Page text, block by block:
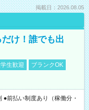
掲載日：2026.08.05
け！誰でも出
生歓迎
ブランクOK
前払い制度あり（稼働分・